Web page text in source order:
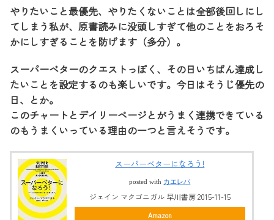
やりたいこと最優先、やりたくないことは全部後回しにし
てしまう私が、原書読みに没頭しすぎて他のことをおろそ
かにしすぎることを防げます（多分）。
スーパーベターのクエストっぽく、その日いちばん達成し
たいことを設定するのも楽しいです。今日はそうじ優先の
日、とか。
このチャートとデイリーページとがうまく連携できている
のもうまくいっている理由の一つと言えそうです。
スーパーベターになろう!
posted with カエレバ
ジェイン マクゴニガル 早川書房 2015-11-15
Amazon